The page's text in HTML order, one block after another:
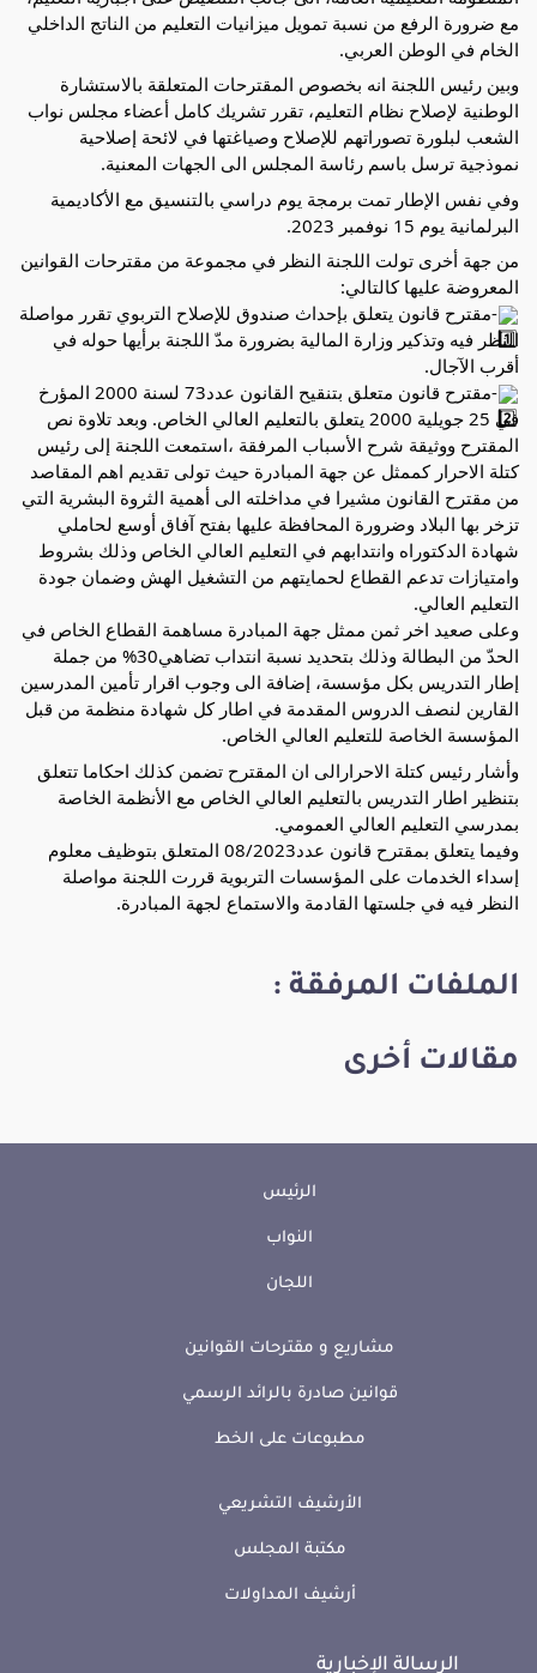
مع ضرورة الرفع من نسبة تمويل ميزانيات التعليم من الناتج الداخلي
الخام في الوطن العربي.
وبين رئيس اللجنة انه بخصوص المقترحات المتعلقة بالاستشارة
الوطنية لإصلاح نظام التعليم، تقرر تشريك كامل أعضاء مجلس نواب
الشعب لبلورة تصوراتهم للإصلاح وصياغتها في لائحة إصلاحية
نموذجية ترسل باسم رئاسة المجلس الى الجهات المعنية.
وفي نفس الإطار تمت برمجة يوم دراسي بالتنسيق مع الأكاديمية
البرلمانية يوم 15 نوفمبر 2023.
من جهة أخرى تولت اللجنة النظر في مجموعة من مقترحات القوانين
المعروضة عليها كالتالي:
-مقترح قانون يتعلق بإحداث صندوق للإصلاح التربوي تقرر مواصلة
النظر فيه وتذكير وزارة المالية بضرورة مدّ اللجنة برأيها حوله في
أقرب الآجال.
-مقترح قانون متعلق بتنقيح القانون عدد73 لسنة 2000 المؤرخ
في 25 جويلية 2000 يتعلق بالتعليم العالي الخاص. وبعد تلاوة نص
المقترح ووثيقة شرح الأسباب المرفقة ،استمعت اللجنة إلى رئيس
كتلة الاحرار كممثل عن جهة المبادرة حيث تولى تقديم اهم المقاصد
من مقترح القانون مشيرا في مداخلته الى أهمية الثروة البشرية التي
تزخر بها البلاد وضرورة المحافظة عليها بفتح آفاق أوسع لحاملي
شهادة الدكتوراه وانتدابهم في التعليم العالي الخاص وذلك بشروط
وامتيازات تدعم القطاع لحمايتهم من التشغيل الهش وضمان جودة
التعليم العالي.
وعلى صعيد اخر ثمن ممثل جهة المبادرة مساهمة القطاع الخاص في
الحدّ من البطالة وذلك بتحديد نسبة انتداب تضاهي30% من جملة
إطار التدريس بكل مؤسسة، إضافة الى وجوب اقرار تأمين المدرسين
القارين لنصف الدروس المقدمة في اطار كل شهادة منظمة من قبل
المؤسسة الخاصة للتعليم العالي الخاص.
وأشار رئيس كتلة الاحرارالى ان المقترح تضمن كذلك احكاما تتعلق
بتنظير اطار التدريس بالتعليم العالي الخاص مع الأنظمة الخاصة
بمدرسي التعليم العالي العمومي.
وفيما يتعلق بمقترح قانون عدد08/2023 المتعلق بتوظيف معلوم
إسداء الخدمات على المؤسسات التربوية قررت اللجنة مواصلة
النظر فيه في جلستها القادمة والاستماع لجهة المبادرة.
الملفات المرفقة :
مقالات أخرى
الرئيس
النواب
اللجان
مشاريع و مقترحات القوانين
قوانين صادرة بالرائد الرسمي
مطبوعات على الخط
الأرشيف التشريعي
مكتبة المجلس
أرشيف المداولات
الرسالة الإخبارية